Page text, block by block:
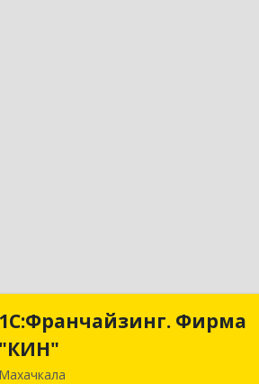
1С:Франчайзинг. Фирма
"КИН"
Махачкала
1С:Франчайзинг. Фирма